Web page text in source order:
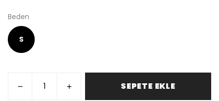
Beden
S
SEPETE EKLE